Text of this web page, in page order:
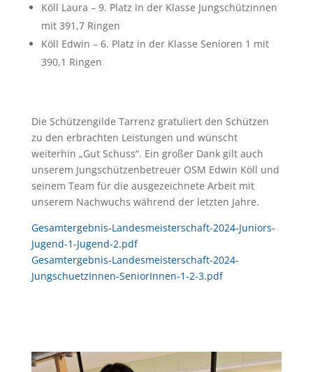
Köll Laura – 9. Platz in der Klasse Jungschützinnen
mit 391,7 Ringen
Köll Edwin – 6. Platz in der Klasse Senioren 1 mit
390,1 Ringen
Die Schützengilde Tarrenz gratuliert den Schützen
zu den erbrachten Leistungen und wünscht
weiterhin „Gut Schuss“. Ein großer Dank gilt auch
unserem Jungschützenbetreuer OSM Edwin Köll und
seinem Team für die ausgezeichnete Arbeit mit
unserem Nachwuchs während der letzten Jahre.
Gesamtergebnis-Landesmeisterschaft-2024-Juniors-
Jugend-1-Jugend-2.pdf
Gesamtergebnis-Landesmeisterschaft-2024-
JungschuetzInnen-SeniorInnen-1-2-3.pdf